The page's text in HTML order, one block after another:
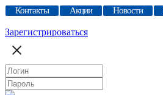
Контакты Акции Новости
Зарегистрироваться